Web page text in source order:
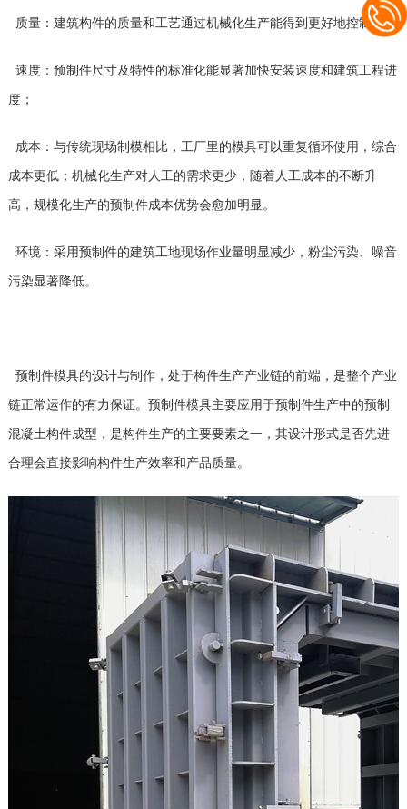
质量：建筑构件的质量和工艺通过机械化生产能得到更好地控制；
速度：预制件尺寸及特性的标准化能显著加快安装速度和建筑工程进
度；
成本：与传统现场制模相比，工厂里的模具可以重复循环使用，综合
成本更低；机械化生产对人工的需求更少，随着人工成本的不断升
高，规模化生产的预制件成本优势会愈加明显。
环境：采用预制件的建筑工地现场作业量明显减少，粉尘污染、噪音
污染显著降低。
预制件模具的设计与制作，处于构件生产产业链的前端，是整个产业
链正常运作的有力保证。预制件模具主要应用于预制件生产中的预制
混凝土构件成型，是构件生产的主要要素之一，其设计形式是否先进
合理会直接影响构件生产效率和产品质量。